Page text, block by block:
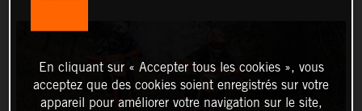
En cliquant sur « Accepter tous les cookies », vous
acceptez que des cookies soient enregistrés sur votre
appareil pour améliorer votre navigation sur le site,